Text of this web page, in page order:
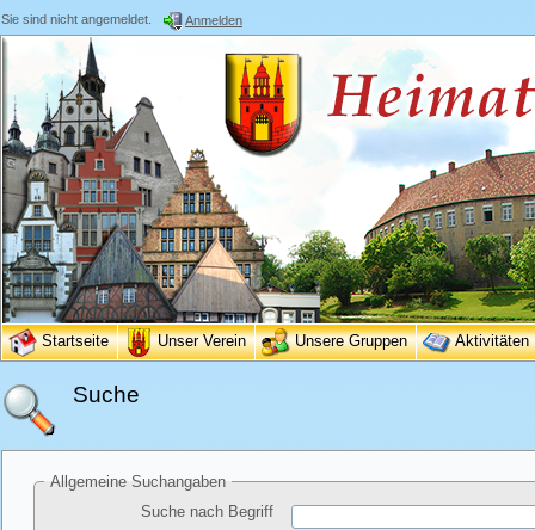
Sie sind nicht angemeldet. Anmelden
Startseite Unser Verein Unsere Gruppen Aktivitäten
Suche
Allgemeine Suchangaben
Suche nach Begriff